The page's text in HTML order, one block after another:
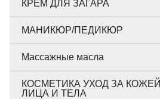
КРЕМ ДЛЯ ЗАГАРА
МАНИКЮР/ПЕДИКЮР
Массажные масла
КОСМЕТИКА УХОД ЗА КОЖЕЙ
ЛИЦА И ТЕЛА